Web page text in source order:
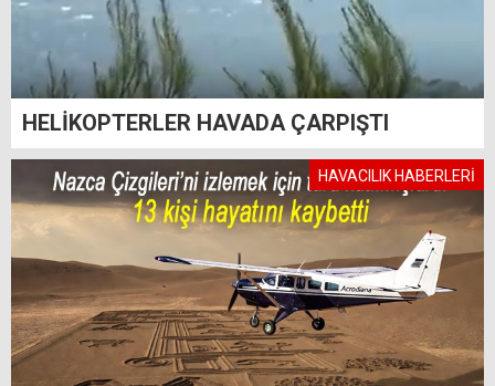
HELİKOPTERLER HAVADA ÇARPIŞTI
HAVACILIK HABERLERİ